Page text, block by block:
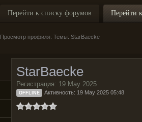
Перейти к списку форумов Перейти
Просмотр профиля: Темы: StarBaecke
StarBaecke
Регистрация: 19 May 2025
OFFLINE Активность: 19 May 2025 05:48